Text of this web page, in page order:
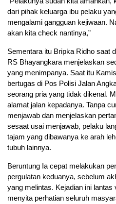
dari pihak keluarga ibu pelaku
mengalami gangguan kejiwaan.
akan kita check nantinya,”
Sementara itu Bripka Ridho saat
RS Bhayangkara menjelaskan
yang menimpanya. Saat itu
bertugas di Pos Polisi Jalan
seorang pria yang tidak dikenal.
alamat jalan kepadanya. Tanpa
menjawab dan menjelaskan
sesaat usai menjawab, pelaku
tajam yang dibawanya ke arah
tubuh lainnya.
Beruntung Ia cepat melakukan
pergulatan keduanya, sebelum
yang melintas. Kejadian ini lantas
menyita perhatian seluruh